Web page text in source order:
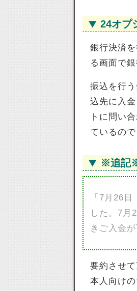
24オプ
銀行決済
る画面で
振込を行
込先に入
トに問い
ているの
※追記※
「7月26
した。7月
きご入金が
要約させ
本人向け